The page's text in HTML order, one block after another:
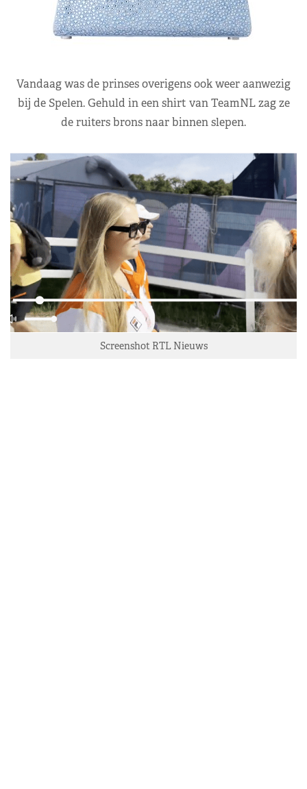
Vandaag was de prinses overigens ook weer aanwezig
bij de Spelen. Gehuld in een shirt van TeamNL zag ze
de ruiters brons naar binnen slepen.
Screenshot RTL Nieuws